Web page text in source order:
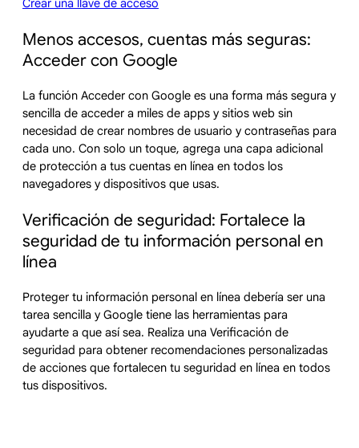
Crear una llave de acceso
Menos accesos, cuentas más seguras:
Acceder con Google
La función Acceder con Google es una forma más segura y
sencilla de acceder a miles de apps y sitios web sin
necesidad de crear nombres de usuario y contraseñas para
cada uno. Con solo un toque, agrega una capa adicional
de protección a tus cuentas en línea en todos los
navegadores y dispositivos que usas.
Verificación de seguridad: Fortalece la
seguridad de tu información personal en
línea
Proteger tu información personal en línea debería ser una
tarea sencilla y Google tiene las herramientas para
ayudarte a que así sea. Realiza una Verificación de
seguridad para obtener recomendaciones personalizadas
de acciones que fortalecen tu seguridad en línea en todos
tus dispositivos.